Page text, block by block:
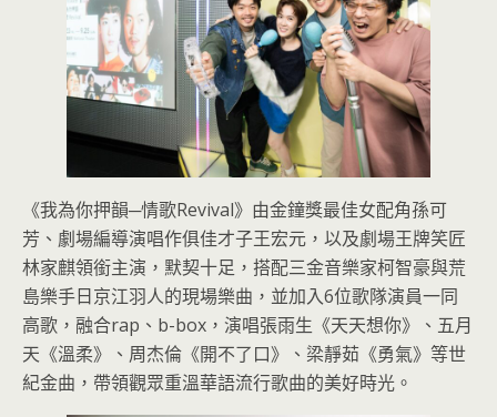
《我為你押韻─情歌Revival》由金鐘獎最佳女配角孫可
芳、劇場編導演唱作俱佳才子王宏元，以及劇場王牌笑匠
林家麒領銜主演，默契十足，搭配三金音樂家柯智豪與荒
島樂手日京江羽人的現場樂曲，並加入6位歌隊演員一同
高歌，融合rap、b-box，演唱張雨生《天天想你》、五月
天《溫柔》、周杰倫《開不了口》、梁靜茹《勇氣》等世
紀金曲，帶領觀眾重溫華語流行歌曲的美好時光。